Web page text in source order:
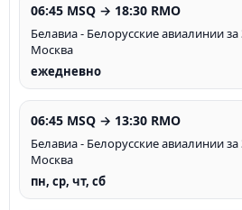
06:45 MSQ → 18:30 RMO
Белавиа - Белорусские авиалинии за
Москва
ежедневно
06:45 MSQ → 13:30 RMO
Белавиа - Белорусские авиалинии за
Москва
пн, ср, чт, сб